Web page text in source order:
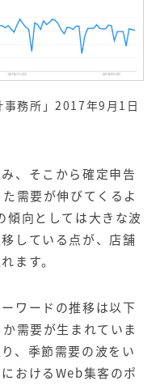
務所」2017年9月1日
、そこから確定申告
需要が伸びてくるよ
傾向としては大きな波
している点が、店舗
ます。
ワードの推移は以下
需要が生まれていま
、季節需要の波をい
おけるWeb集客のポ